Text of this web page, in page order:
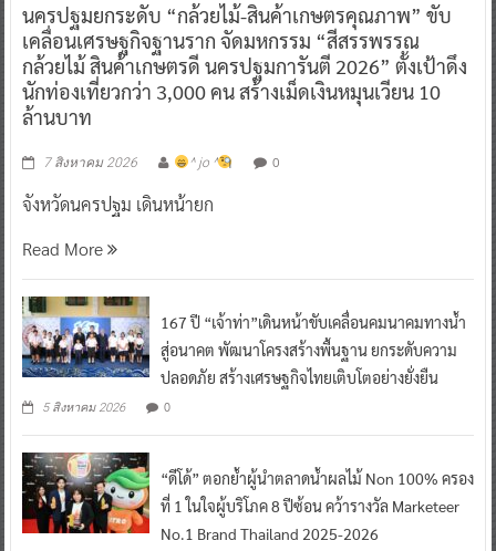
นครปฐมยกระดับ “กล้วยไม้-สินค้าเกษตรคุณภาพ” ขับ
เคลื่อนเศรษฐกิจฐานราก จัดมหกรรม “สีสรรพรรณ
กล้วยไม้ สินค้าเกษตรดี นครปฐมการันตี 2026” ตั้งเป้าดึง
นักท่องเที่ยวกว่า 3,000 คน สร้างเม็ดเงินหมุนเวียน 10
ล้านบาท
7 สิงหาคม 2026 ^ jo ^ 0
จังหวัดนครปฐม เดินหน้ายก
Read More
167 ปี “เจ้าท่า”เดินหน้าขับเคลื่อนคมนาคมทางน้ำ
สู่อนาคต พัฒนาโครงสร้างพื้นฐาน ยกระดับความ
ปลอดภัย สร้างเศรษฐกิจไทยเติบโตอย่างยั่งยืน
5 สิงหาคม 2026 0
“ดีโด้” ตอกย้ำผู้นำตลาดน้ำผลไม้ Non 100% ครอง
ที่ 1 ในใจผู้บริโภค 8 ปีซ้อน คว้ารางวัล Marketeer
No.1 Brand Thailand 2025-2026